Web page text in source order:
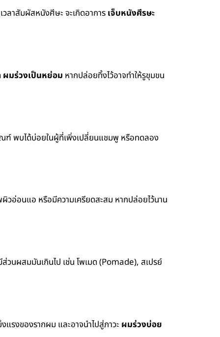
ลาสัมผัสหนังศีษะ จะเกิดอาการเจ็บหนังศีรษะ
ผมร่วงเป็นหย่อม หากปล่อยทิ้งไว้อาจทำให้รูขุมขน
ฑ์ พบได้บ่อยในผู้ที่เพิ่งเปลี่ยนแชมพู หรือทดลอง
วอ่อนแอ หรือมีความเครียดสะสม หากปล่อยไว้นาน
นผสมมันเกินไป เช่น โพเมด(Pomade),สเปรย์
แรงของรากผม และอาจนำไปสู่ภาวะ ผมร่วงบ่อย